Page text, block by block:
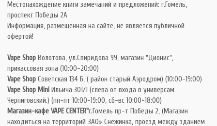
Местонахождение книги замечаний и предложений: г.Гомель,
проспект Победы 2А
Информация, размещенная на сайте, не является публичной
офертой!
Vape Shop Волотова, ул.Свиридова 99, магазин "Дионис",
прикассовая зона (10:00-20:00)
Vape Shop Советская 134 Б, ( район старый Аэродром) (10:00-19:00)
Vape Shop Mini Ильича 301/1 (слева от входа в универсам
Черниговский.) (пн-пт 10:00-19:00, сб-вс 10:00-18:00)
Магазин-кафе VAPE CENTER"г.Гомель пр-т Победы 2, (Магазин
находиться на территорий ЗАО» Снежинка, проезд между зданием